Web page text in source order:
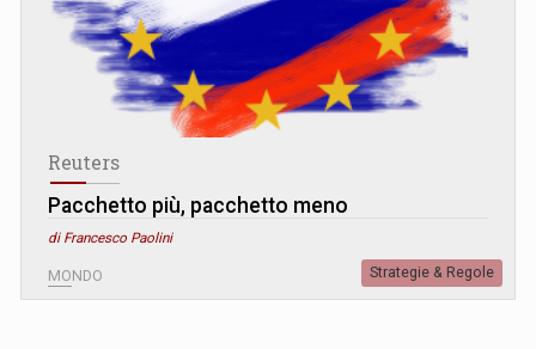
Reuters
Pacchetto più, pacchetto meno
di Francesco Paolini
MONDO Strategie & Regole